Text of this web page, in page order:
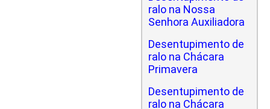
ralo na Nossa
Senhora Auxiliadora
Desentupimento de
ralo na Chácara
Primavera
Desentupimento de
ralo na Chácara